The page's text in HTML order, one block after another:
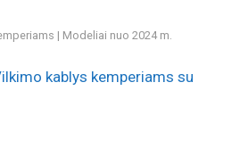
| Modeliai nuo 2024 m.
kablys kemperiams su